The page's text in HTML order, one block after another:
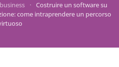
Costruire un software su
come intraprendere un percorso